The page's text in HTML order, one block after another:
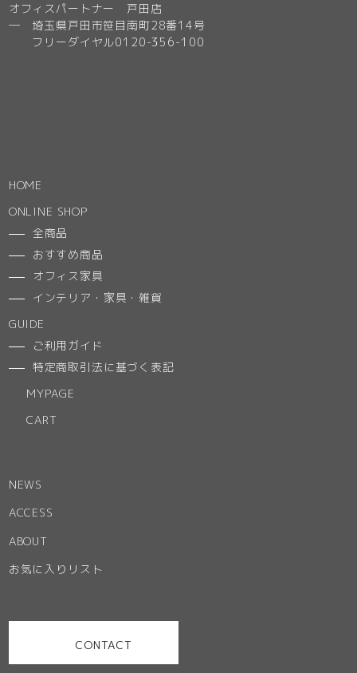
オフィスパートナー 戸田店
─ 埼玉県戸田市笹目南町28番14号
フリーダイヤル0120-356-100
HOME
ONLINE SHOP
全商品
おすすめ商品
オフィス家具
インテリア・家具・雑貨
GUIDE
ご利用ガイド
特定商取引法に基づく表記
MYPAGE
CART
NEWS
ACCESS
ABOUT
お気に入りリスト
CONTACT